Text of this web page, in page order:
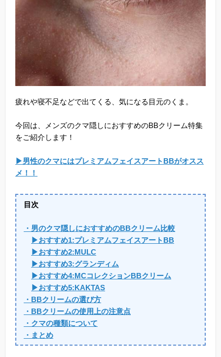
疲れや寝不足などで出てくる、気になる目元のくま。
今回は、メンズのクマ隠しにおすすめのBBクリーム特集
をご紹介します！
▶男性のクマにはプレミアムフェイスアートBBがオスス
メ！！
目次
・男のクマ隠しにおすすめのBBクリーム比較
▶おすすめ1:プレミアムフェイスアートBB
▶おすすめ2:MULC
▶おすすめ3:グランディム
▶おすすめ4:MCコレクションBBクリーム
▶おすすめ5:KAKTAS
・BBクリームの選び方
・BBクリームの使用上の注意点
・クマの種類について
・まとめ